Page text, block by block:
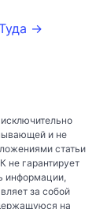
→
и не
статьи
гарантирует
информации,
за собой
на